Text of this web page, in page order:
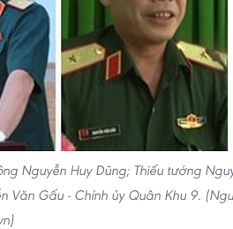
Nguyễn Huy Dũng; Thiếu tướng
Văn Gấu - Chính ủy Quân Khu 9.